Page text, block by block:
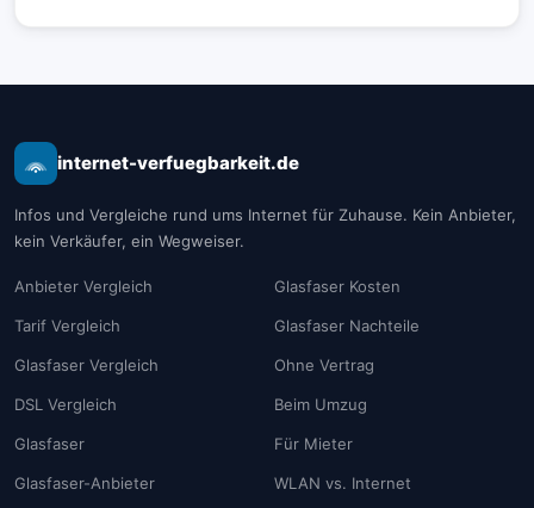
internet-verfuegbarkeit.de
Infos und Vergleiche rund ums Internet für Zuhause. Kein Anbieter,
kein Verkäufer, ein Wegweiser.
Anbieter Vergleich
Tarif Vergleich
Glasfaser Vergleich
DSL Vergleich
Glasfaser
Glasfaser-Anbieter
Glasfaser Kosten
Glasfaser Nachteile
Ohne Vertrag
Beim Umzug
Für Mieter
WLAN vs. Internet